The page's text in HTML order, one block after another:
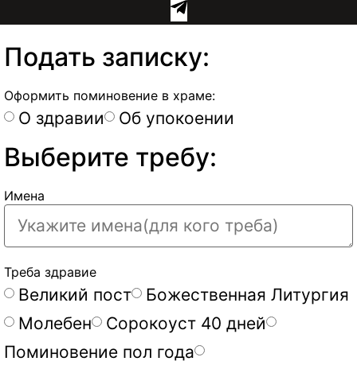
Подать записку:
Оформить поминовение в храме:
О здравии Об упокоении
Выберите требу:
Имена
Треба здравие
Великий пост
Божественная Литургия
Молебен
Сорокоуст 40 дней
Поминовение пол года